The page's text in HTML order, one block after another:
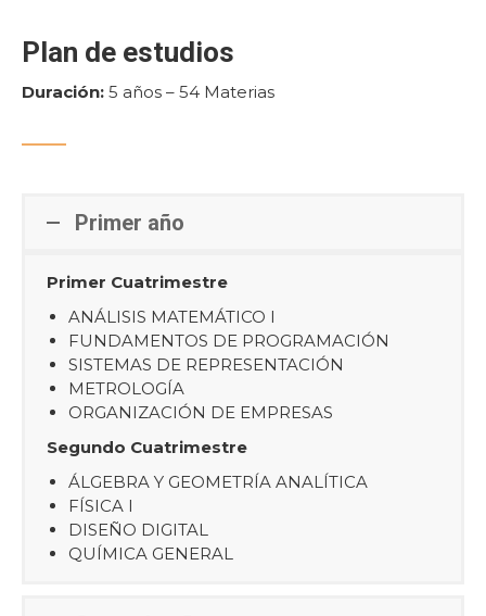
Plan de estudios
Duración: 5 años – 54 Materias
Primer año
Primer Cuatrimestre
ANÁLISIS MATEMÁTICO I
FUNDAMENTOS DE PROGRAMACIÓN
SISTEMAS DE REPRESENTACIÓN
METROLOGÍA
ORGANIZACIÓN DE EMPRESAS
Segundo Cuatrimestre
ÁLGEBRA Y GEOMETRÍA ANALÍTICA
FÍSICA I
DISEÑO DIGITAL
QUÍMICA GENERAL